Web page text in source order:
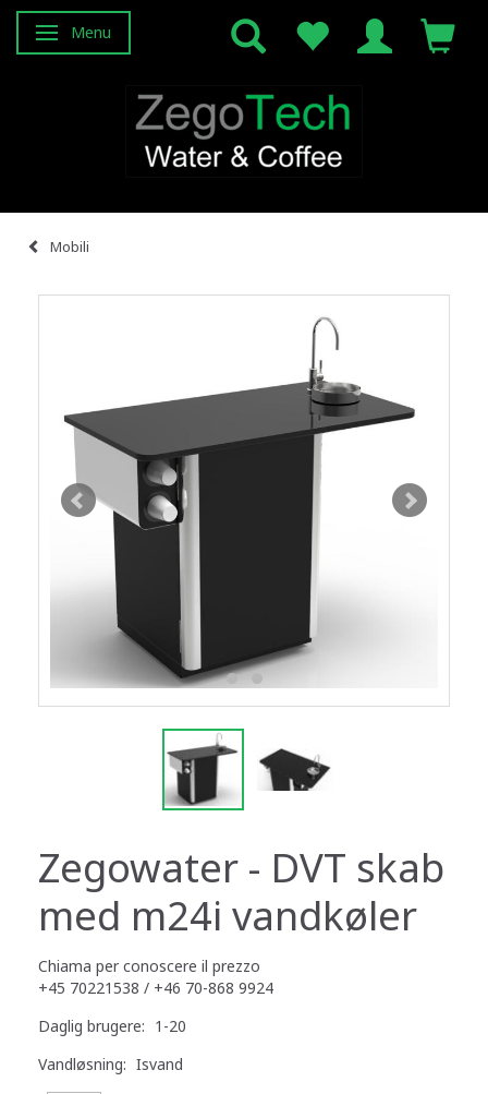
Attiva/disattiva navigazione
Menu
Mobili
Zegowater - DVT skab
med m24i vandkøler
Chiama per conoscere il prezzo
+45 70221538 / +46 70-868 9924
Daglig brugere: 1-20
Vandløsning: Isvand